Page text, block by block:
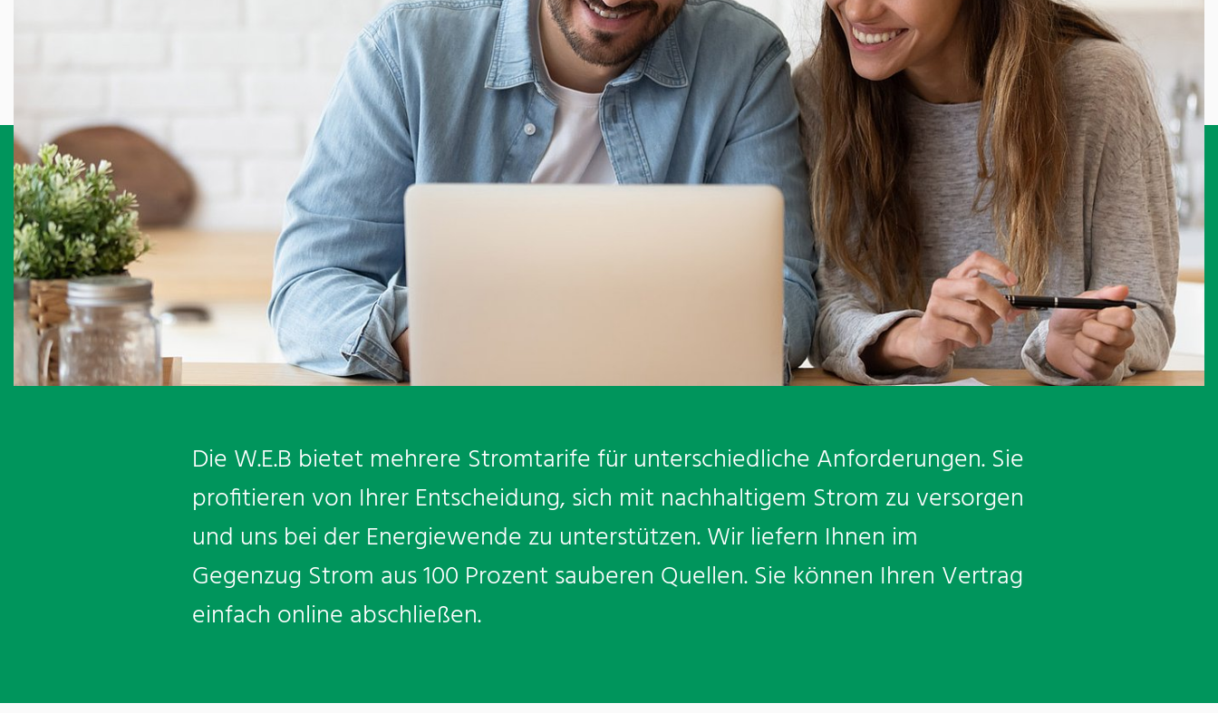
Die W.E.B bietet mehrere Stromtarife für unterschiedliche Anforderungen. Sie
profitieren von Ihrer Entscheidung, sich mit nachhaltigem Strom zu versorgen
und uns bei der Energiewende zu unterstützen. Wir liefern Ihnen im
Gegenzug Strom aus 100 Prozent sauberen Quellen. Sie können Ihren Vertrag
einfach online abschließen.